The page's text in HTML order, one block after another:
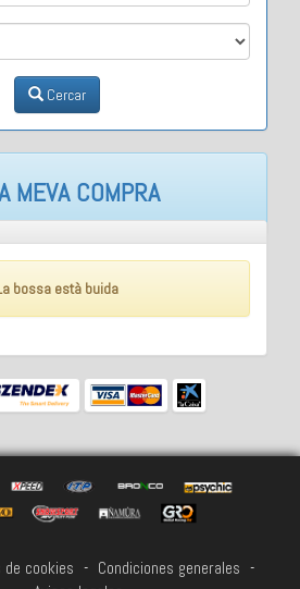
Cercar
MEVA COMPRA
bossa està buida
de cookies - Condiciones generales -